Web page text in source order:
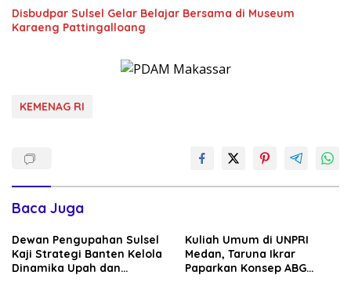
Disbudpar Sulsel Gelar Belajar Bersama di Museum
Karaeng Pattingalloang
KEMENAG RI
Baca Juga
Dewan Pengupahan Sulsel
Kaji Strategi Banten Kelola
Dinamika Upah dan
Kuliah Umum di UNPRI
Medan, Taruna Ikrar
Paparkan Konsep ABG